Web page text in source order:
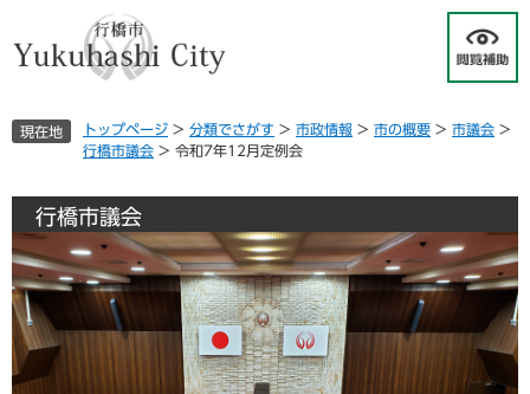
本
文
へ
現在地 トップページ > 分類でさがす > 市政情報 > 市の概要 > 市議会 >
行橋市議会 > 令和7年12月定例会
行橋市議会